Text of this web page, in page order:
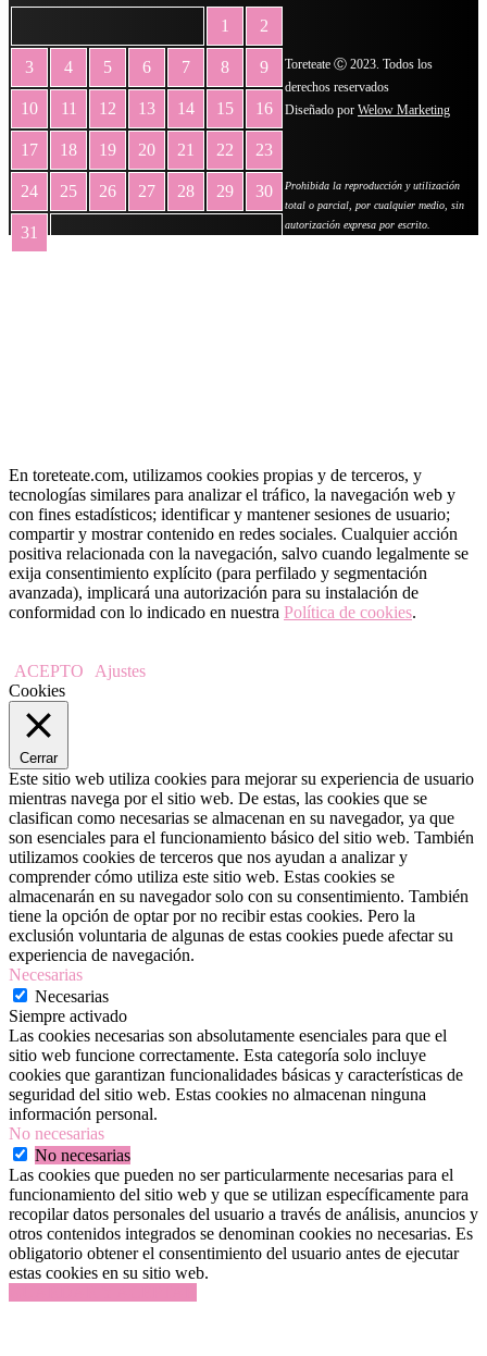
1 2
3 4 5 6 7 8 9
10 11 12 13 14 15 16
17 18 19 20 21 22 23
24 25 26 27 28 29 30
31
Toreteate Ⓒ 2023. Todos los
derechos reservados
Diseñado por Welow Marketing
Prohibida la reproducción y utilización
total o parcial, por cualquier medio, sin
autorización expresa por escrito.
En toreteate.com, utilizamos cookies propias y de terceros, y
tecnologías similares para analizar el tráfico, la navegación web y
con fines estadísticos; identificar y mantener sesiones de usuario;
compartir y mostrar contenido en redes sociales. Cualquier acción
positiva relacionada con la navegación, salvo cuando legalmente se
exija consentimiento explícito (para perfilado y segmentación
avanzada), implicará una autorización para su instalación de
conformidad con lo indicado en nuestra Política de cookies.
ACEPTO
Ajustes
Cookies
Cerrar
Este sitio web utiliza cookies para mejorar su experiencia de usuario
mientras navega por el sitio web. De estas, las cookies que se
clasifican como necesarias se almacenan en su navegador, ya que
son esenciales para el funcionamiento básico del sitio web. También
utilizamos cookies de terceros que nos ayudan a analizar y
comprender cómo utiliza este sitio web. Estas cookies se
almacenarán en su navegador solo con su consentimiento. También
tiene la opción de optar por no recibir estas cookies. Pero la
exclusión voluntaria de algunas de estas cookies puede afectar su
experiencia de navegación.
Necesarias
Necesarias
Siempre activado
Las cookies necesarias son absolutamente esenciales para que el
sitio web funcione correctamente. Esta categoría solo incluye
cookies que garantizan funcionalidades básicas y características de
seguridad del sitio web. Estas cookies no almacenan ninguna
información personal.
No necesarias
No necesarias
Las cookies que pueden no ser particularmente necesarias para el
funcionamiento del sitio web y que se utilizan específicamente para
recopilar datos personales del usuario a través de análisis, anuncios y
otros contenidos integrados se denominan cookies no necesarias. Es
obligatorio obtener el consentimiento del usuario antes de ejecutar
estas cookies en su sitio web.